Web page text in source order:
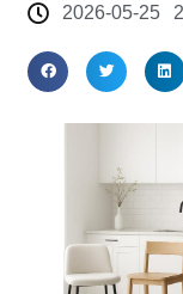
2026-05-25